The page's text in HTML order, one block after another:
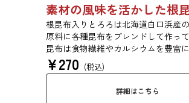
根昆布入りとろろは北海道白口浜産
原料に各種昆布をブレンドして作って
昆布は食物繊維やカルシウムを豊富
ます。薄くふんわりと削っており、ご
い物、うどんに入れて美味しく召し
す。お口の中でとろーり、つるっと広
布入りとろろを是非ご賞味ください。
¥270 (税込)
詳細はこちら